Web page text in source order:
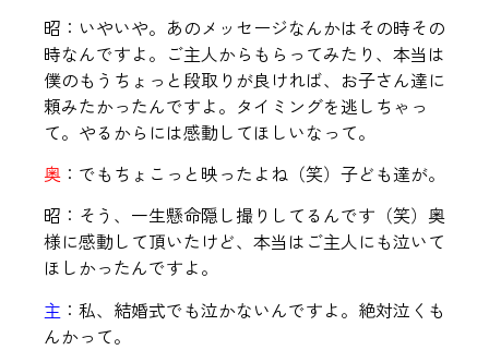
昭：いやいや。あのメッセージなんかはその時その
時なんですよ。ご主人からもらってみたり、本当は
僕のもうちょっと段取りが良ければ、お子さん達に
頼みたかったんですよ。タイミングを逃しちゃっ
て。やるからには感動してほしいなって。
奥 ：でもちょこっと映ったよね（笑）子ども達が。
昭：そう、一生懸命隠し撮りしてるんです（笑）奥
様に感動して頂いたけど、本当はご主人にも泣いて
ほしかったんですよ。
主 ：私、結婚式でも泣かないんですよ。絶対泣くも
んかって。